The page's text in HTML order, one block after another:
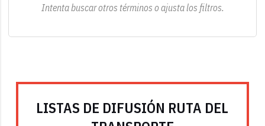
Intenta buscar otros términos o ajusta los filtros.
LISTAS DE DIFUSIÓN RUTA DEL